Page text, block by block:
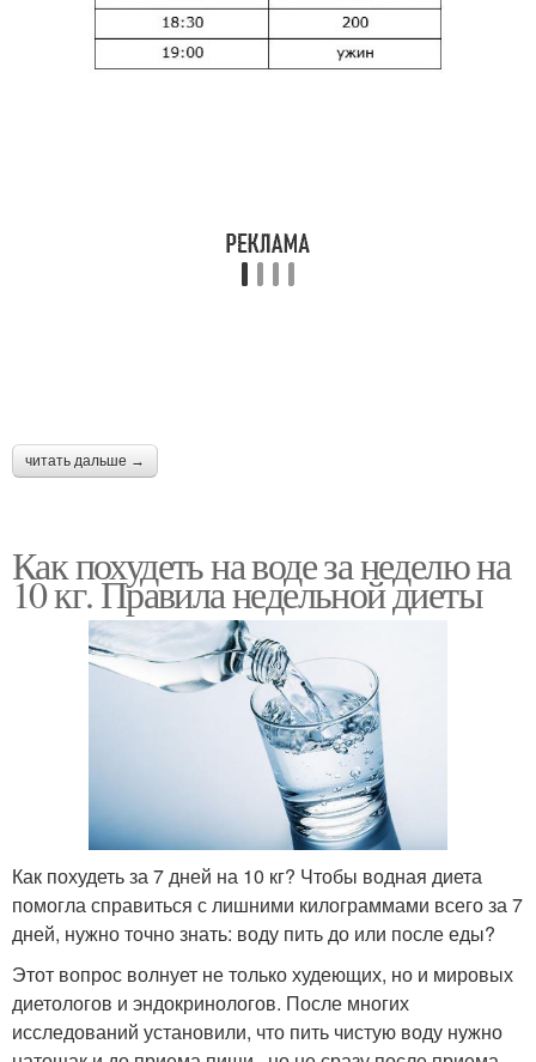
читать дальше →
Как похудеть на воде за неделю на
10 кг. Правила недельной диеты
Как похудеть за 7 дней на 10 кг? Чтобы водная диета
помогла справиться с лишними килограммами всего за 7
дней, нужно точно знать: воду пить до или после еды?
Этот вопрос волнует не только худеющих, но и мировых
диетологов и эндокринологов. После многих
исследований установили, что пить чистую воду нужно